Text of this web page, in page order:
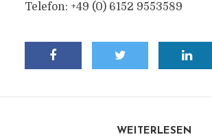
Telefon: +49 (0) 6152 9553589
WEITERLESEN